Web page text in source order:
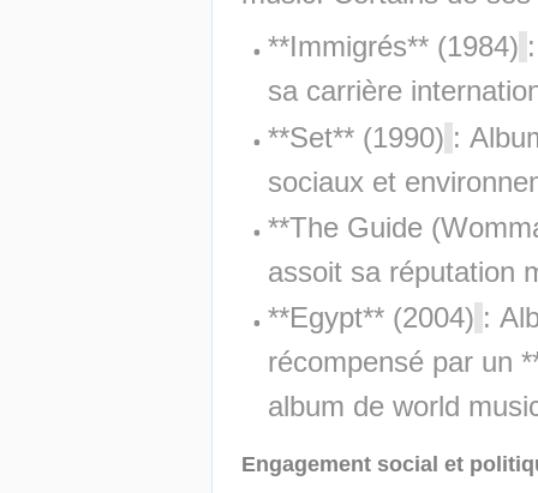
**Immigrés** (1984)
sa carrière
**Set** (1990) :
sociaux et
**The Guide
assoit sa réputation
**Egypt** (2004) :
récompensé par un
album de world
Engagement social et